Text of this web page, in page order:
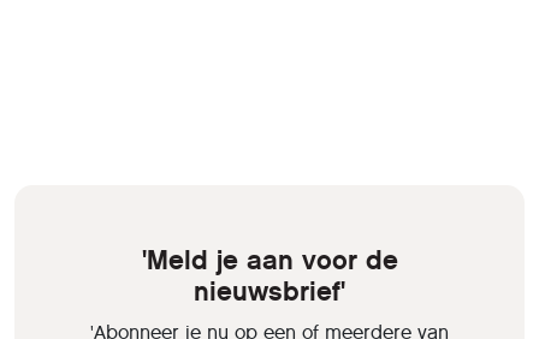
'Meld je aan voor de
nieuwsbrief'
'Abonneer je nu op een of meerdere van